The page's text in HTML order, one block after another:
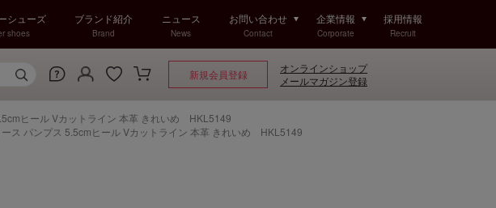
シューズ
shoes
ブランド紹介
Brand
ニュース
News
お問い合わせ
Contact
企業情報
Corporate
採用情報
Recruit
新規会員登録
オンラインショップ
メールマガジン登録
ヒール Vカットライン 本革 きれいめ HKL5149
ス パンプス 5.5cmヒール Vカットライン 本革 きれいめ HKL5149